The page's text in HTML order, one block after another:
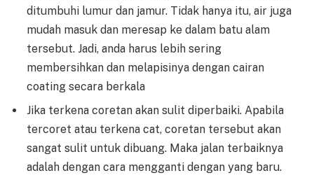
ditumbuhi lumur dan jamur. Tidak hanya itu, air juga
mudah masuk dan meresap ke dalam batu alam
tersebut. Jadi, anda harus lebih sering
membersihkan dan melapisinya dengan cairan
coating secara berkala
Jika terkena coretan akan sulit diperbaiki. Apabila
tercoret atau terkena cat, coretan tersebut akan
sangat sulit untuk dibuang. Maka jalan terbaiknya
adalah dengan cara mengganti dengan yang baru.